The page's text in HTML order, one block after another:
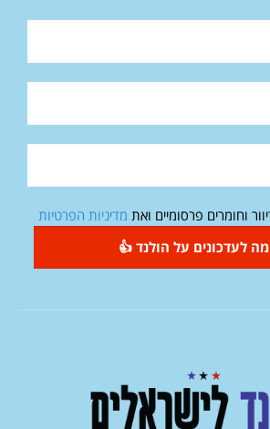
וחומרים פרסומיים ואת מדיניות הפרטיות
לעדכונים על הולנד 👍